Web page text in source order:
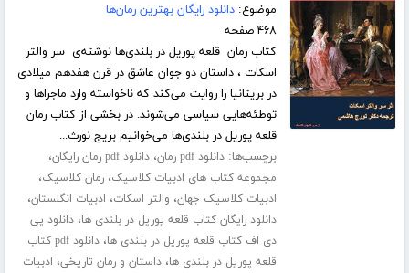
موضوع:دانلود رایگان بهترین رمان‌ها
۴۶۸ صفحه
کتاب رمان قلعه پوریل در بلندی‌ها نوشته‌ی سر والتر
اسکات ، داستان دو جوان عاشق در قرن هفدهم میلادی
در بریتانیا را روایت می‌کند که ناخواسته وارد ماجراها و
توطئه‌هایی سیاسی می‌شوند. در بخشی از کتاب رمان
قلعه پوریل در بلندی‌ها می‌خوانیم بریج نورث...
برچسب‌ها:دانلود pdf رمان ،دانلود pdf رمان رایگان ،
مجموعه کتاب های ادبیات کلاسیک،رمان کلاسیک،
ادبیات کلاسیک جهان، والتر اسکات، ادبیات انگلستان،
دانلود رایگان کتاب قلعه پوریل در بلندی ها،دانلود پی
دی اف کتاب قلعه پوریل در بلندی ها،
دانلود pdf کتاب
قلعه پوریل در بلندی ها،داستان و رمان تاریخی، ادبیات